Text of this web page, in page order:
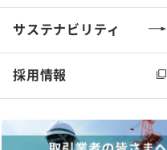
サステナビリティ
採用情報